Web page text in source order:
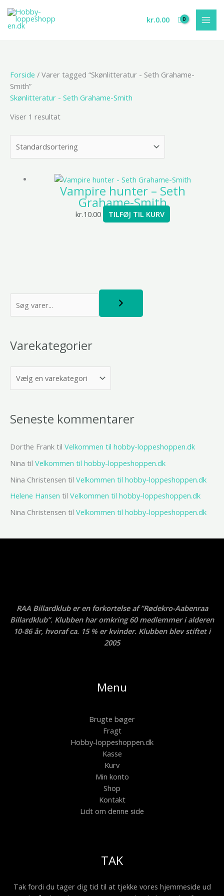
indholdet
kr.0.00
S
Varekategorier
Seneste kommentarer
Dorthe Frank til Velkommen til hobby-loppeshoppen.dk
Nina til Velkommen til hobby-loppeshoppen.dk
Nina Christensen til Velkommen til hobby-loppeshoppen.dk
Helene Hansen til Velkommen til hobby-loppeshoppen.dk
Nina Christensen til Velkommen til hobby-loppeshoppen.dk
Forside / Varer tagged “Skønlitteratur - Seth Grahame-
Smith”
Skønlitteratur - Seth Grahame-Smith
Viser 1 resultat
Vampire hunter – Seth
Grahame-Smith
kr.10.00 TILFØJ TIL KURV
RAA Billardklub er en forkortelse af ”Rødekro-Aabenraa
Billardklub”. Klubben har omkring 60 medlemmer i alderen
10-86 år, hvoraf ca. 15 % er kvinder. Klubben blev stiftet i
2005
Menu
Brugte bøger
Fragt
Hobby-loppeshoppen.dk
Kasse
Kurv
Min konto
Shop
Kontakt
Lidt om denne side
TAK
Tak fordi du tager dig tid til at tjekke vores hjemmeside ud